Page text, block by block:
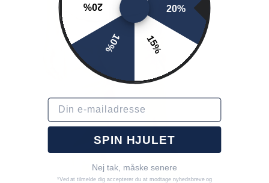
20%
15%
10%
20%
Email
SPIN HJULET
Nej tak, måske senere
*Ved at tilmelde dig accepterer du at modtage nyhedsbreve og